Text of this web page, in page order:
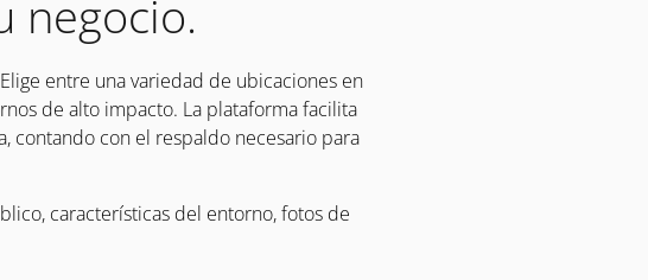
negocio.
entre una variedad de ubicaciones en
de alto impacto. La plataforma facilita
contando con el respaldo necesario para
características del entorno, fotos de